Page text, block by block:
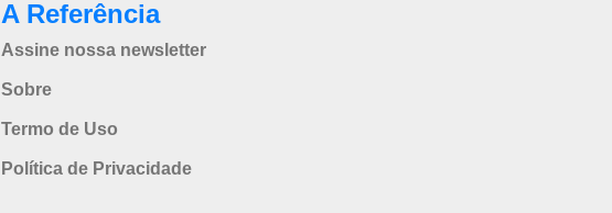
A Referência
Assine nossa newsletter
Sobre
Termo de Uso
Política de Privacidade